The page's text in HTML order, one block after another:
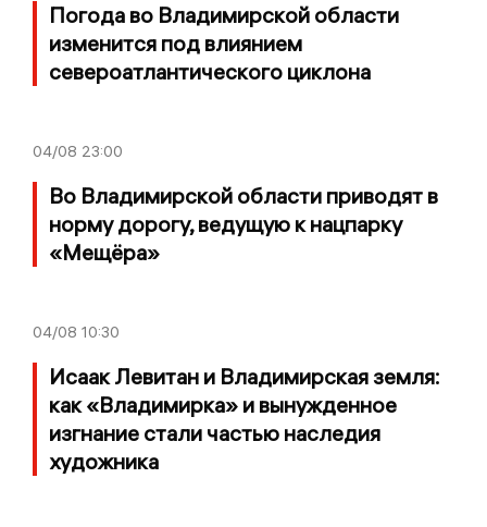
Погода во Владимирской области
изменится под влиянием
североатлантического циклона
04/08 23:00
Во Владимирской области приводят в
норму дорогу, ведущую к нацпарку
«Мещёра»
04/08 10:30
Исаак Левитан и Владимирская земля:
как «Владимирка» и вынужденное
изгнание стали частью наследия
художника